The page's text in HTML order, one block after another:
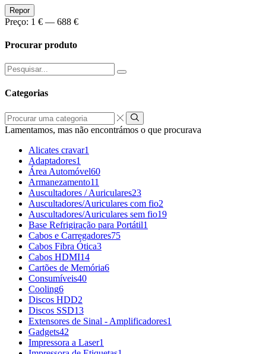
Preço
Min
Preço
Max
Repor
Preço: 1 € — 688 €
Procurar produto
Pesquisar
por:
Categorias
uma
categoria
Lamentamos, mas não encontrámos o que procurava
Alicates cravar1
Adaptadores1
Área Automóvel60
Armanezamento11
Auscultadores / Auriculares23
Auscultadores/Auriculares com fio2
Auscultadores/Auriculares sem fio19
Base Refrigiração para Portátil1
Cabos e Carregadores75
Cabos Fibra Ótica3
Cabos HDMI14
Cartões de Memória6
Consumíveis40
Cooling6
Discos HDD2
Discos SSD13
Extensores de Sinal - Amplificadores1
Gadgets42
Impressora a Laser1